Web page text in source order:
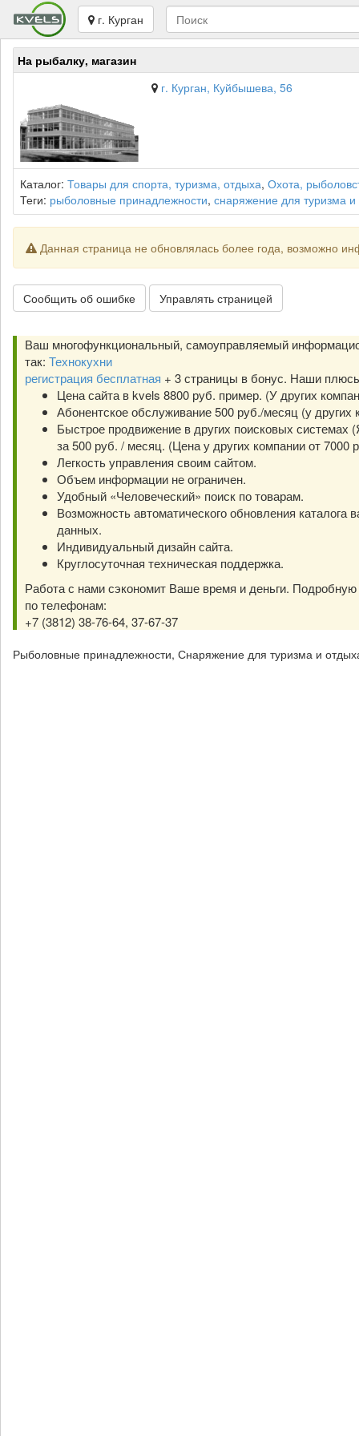
г. Курган
На рыбалку, магазин
г. Курган, Куйбышева, 56
Каталог: Товары для спорта, туризма, отдыха, Охота,
Теги: рыболовные принадлежности, снаряжение для туризма
Данная страница не обновлялась более года, возможно
Сообщить об ошибке Управлять страницей
Ваш многофункциональный, самоуправляемый
так: Технокухни
регистрация бесплатная + 3 страницы в бонус. Наши
Цена сайта в kvels 8800 руб. пример. (У других
Абонентское обслуживание 500 руб./месяц (у других
Быстрое продвижение в других поисковых системах
за 500 руб. / месяц. (Цена у других компании от 7000
Легкость управления своим сайтом.
Объем информации не ограничен.
Удобный «Человеческий» поиск по товарам.
Возможность автоматического обновления каталога
данных.
Индивидуальный дизайн сайта.
Круглосуточная техническая поддержка.
Работа с нами сэкономит Ваше время и деньги.
по телефонам:
+7 (3812) 38-76-64, 37-67-37
Рыболовные принадлежности, Снаряжение для туризма и